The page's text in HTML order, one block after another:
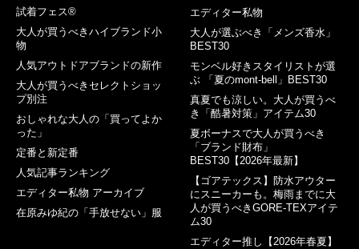
試着フェス®︎
大人が買うべきハイブランド小
物
人気アウトドアブランドの新作
大人が買うべきセレクトショッ
プ別注
おしゃれな大人の「買ってよか
った」
定番と新定番
人気記事ランキング
エディター私物 アーカイブ
在原みゆ紀の「手放せない」服
エディター私物
大人が選ぶべき「メンズ香水」
BEST30
モンベル好きスタイリストが選
ぶ 「夏のmont-bell」BEST30
真夏でも涼しい。大人が買うべ
き「酷暑対策」アイテム30
夏ボーナスで大人が買うべき
「ブランド財布」
BEST30【2026年最新】
【ゴアテックス】防水アウター
にスニーカーも。梅雨までに大
人が買うべきGORE-TEXアイテ
ム30
エディター推し【2026年春夏】